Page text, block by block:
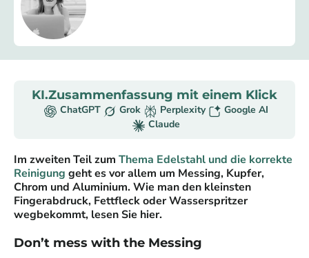
KI.Zusammenfassung mit einem Klick
ChatGPT Grok Perplexity
Google AI
Claude
Im zweiten Teil zum Thema Edelstahl und die korrekte
Reinigung geht es vor allem um Messing, Kupfer,
Chrom und Aluminium. Wie man den kleinsten
Fingerabdruck, Fettfleck oder Wasserspritzer
wegbekommt, lesen Sie hier.
Don’t mess with the Messing